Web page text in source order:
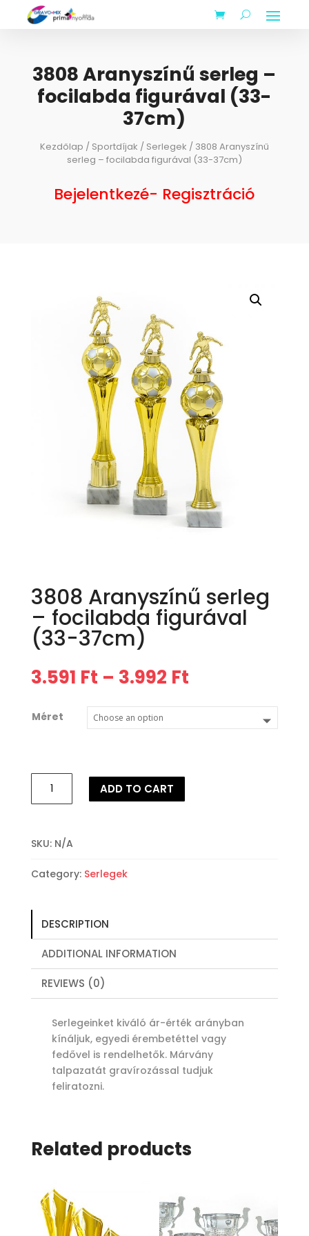
3808 Aranyszínű serleg –
focilabda figurával (33-
37cm)
Kezdőlap / Sportdíjak / Serlegek / 3808 Aranyszínű
serleg – focilabda figurával (33-37cm)
Bejelentkezé- Regisztráció
3808 Aranyszínű serleg
– focilabda figurával
(33-37cm)
3.591 Ft – 3.992 Ft
Méret
Aranyszínű
focilabda
(33-
quantity
ADD TO CART
SKU: N/A
Category: Serlegek
DESCRIPTION
ADDITIONAL INFORMATION
REVIEWS (0)
Serlegeinket kiváló ár-érték arányban
kínáljuk, egyedi érembetéttel vagy
fedővel is rendelhetők. Márvány
talpazatát gravírozással tudjuk
feliratozni.
Related products